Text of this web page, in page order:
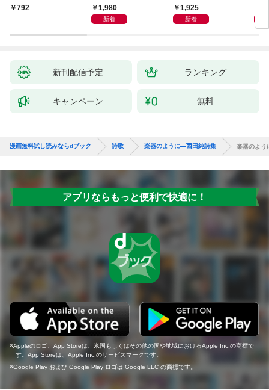
￥792
1,980
新着
1,925
新着
新刊配信予定 ランキング
キャンペーン 無料
漫画無料試し読みならdブック 詩歌 楽器のように―西田純詩集 楽器のよ
アプリならもっと便利で快適に！
Appleのロゴ、App Storeは、米国もしくはその他の国や地域におけるApple Inc.の商標で
す。App Storeは、Apple Inc.のサービスマークです。
Google Play および Google Play ロゴは Google LLC の商標です。